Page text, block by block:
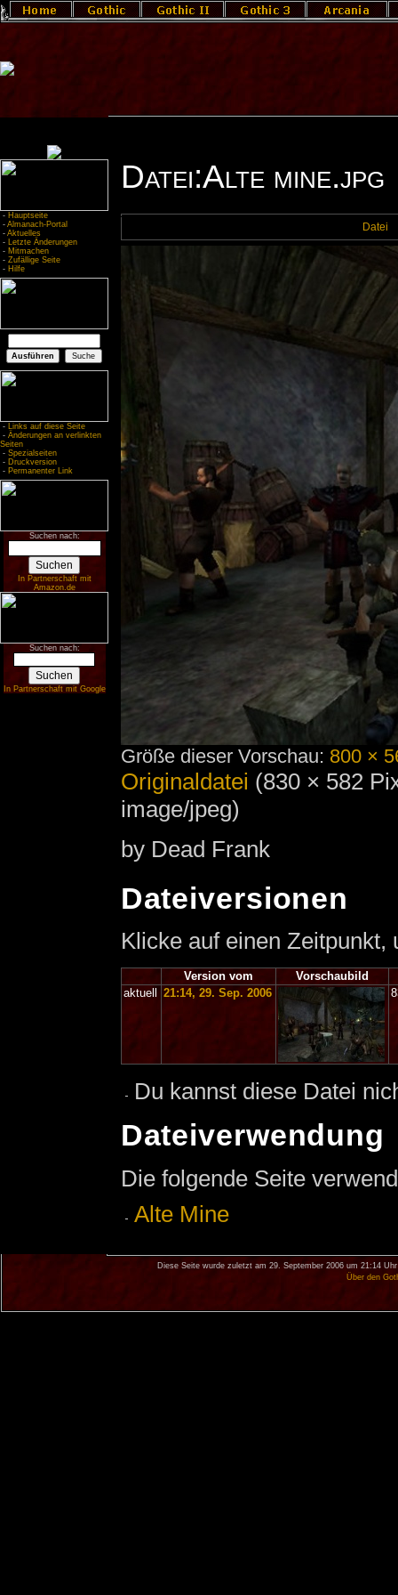
- Hauptseite
- Almanach-Portal
- Aktuelles
- Letzte Änderungen
- Mitmachen
- Zufällige Seite
- Hilfe
- Links auf diese Seite
- Änderungen an verlinkten
Seiten
- Spezialseiten
- Druckversion
- Permanenter Link
Suchen nach:
In Partnerschaft mit
Amazon.de
Suchen nach:
In Partnerschaft mit Google
Datei:Alte mine.jpg
Datei
Größe dieser Vorschau: 800 ×
Originaldatei (830 × 582
image/jpeg)
by Dead Frank
Dateiversionen
Klicke auf einen
Version vom
Vorschaubild
aktuell
21:14, 29. Sep. 2006
Du kannst diese Datei
Dateiverwendung
Die folgende Seite
Alte Mine
Diese Seite wurde zuletzt am 29. September 2006 um 21:14
Über den